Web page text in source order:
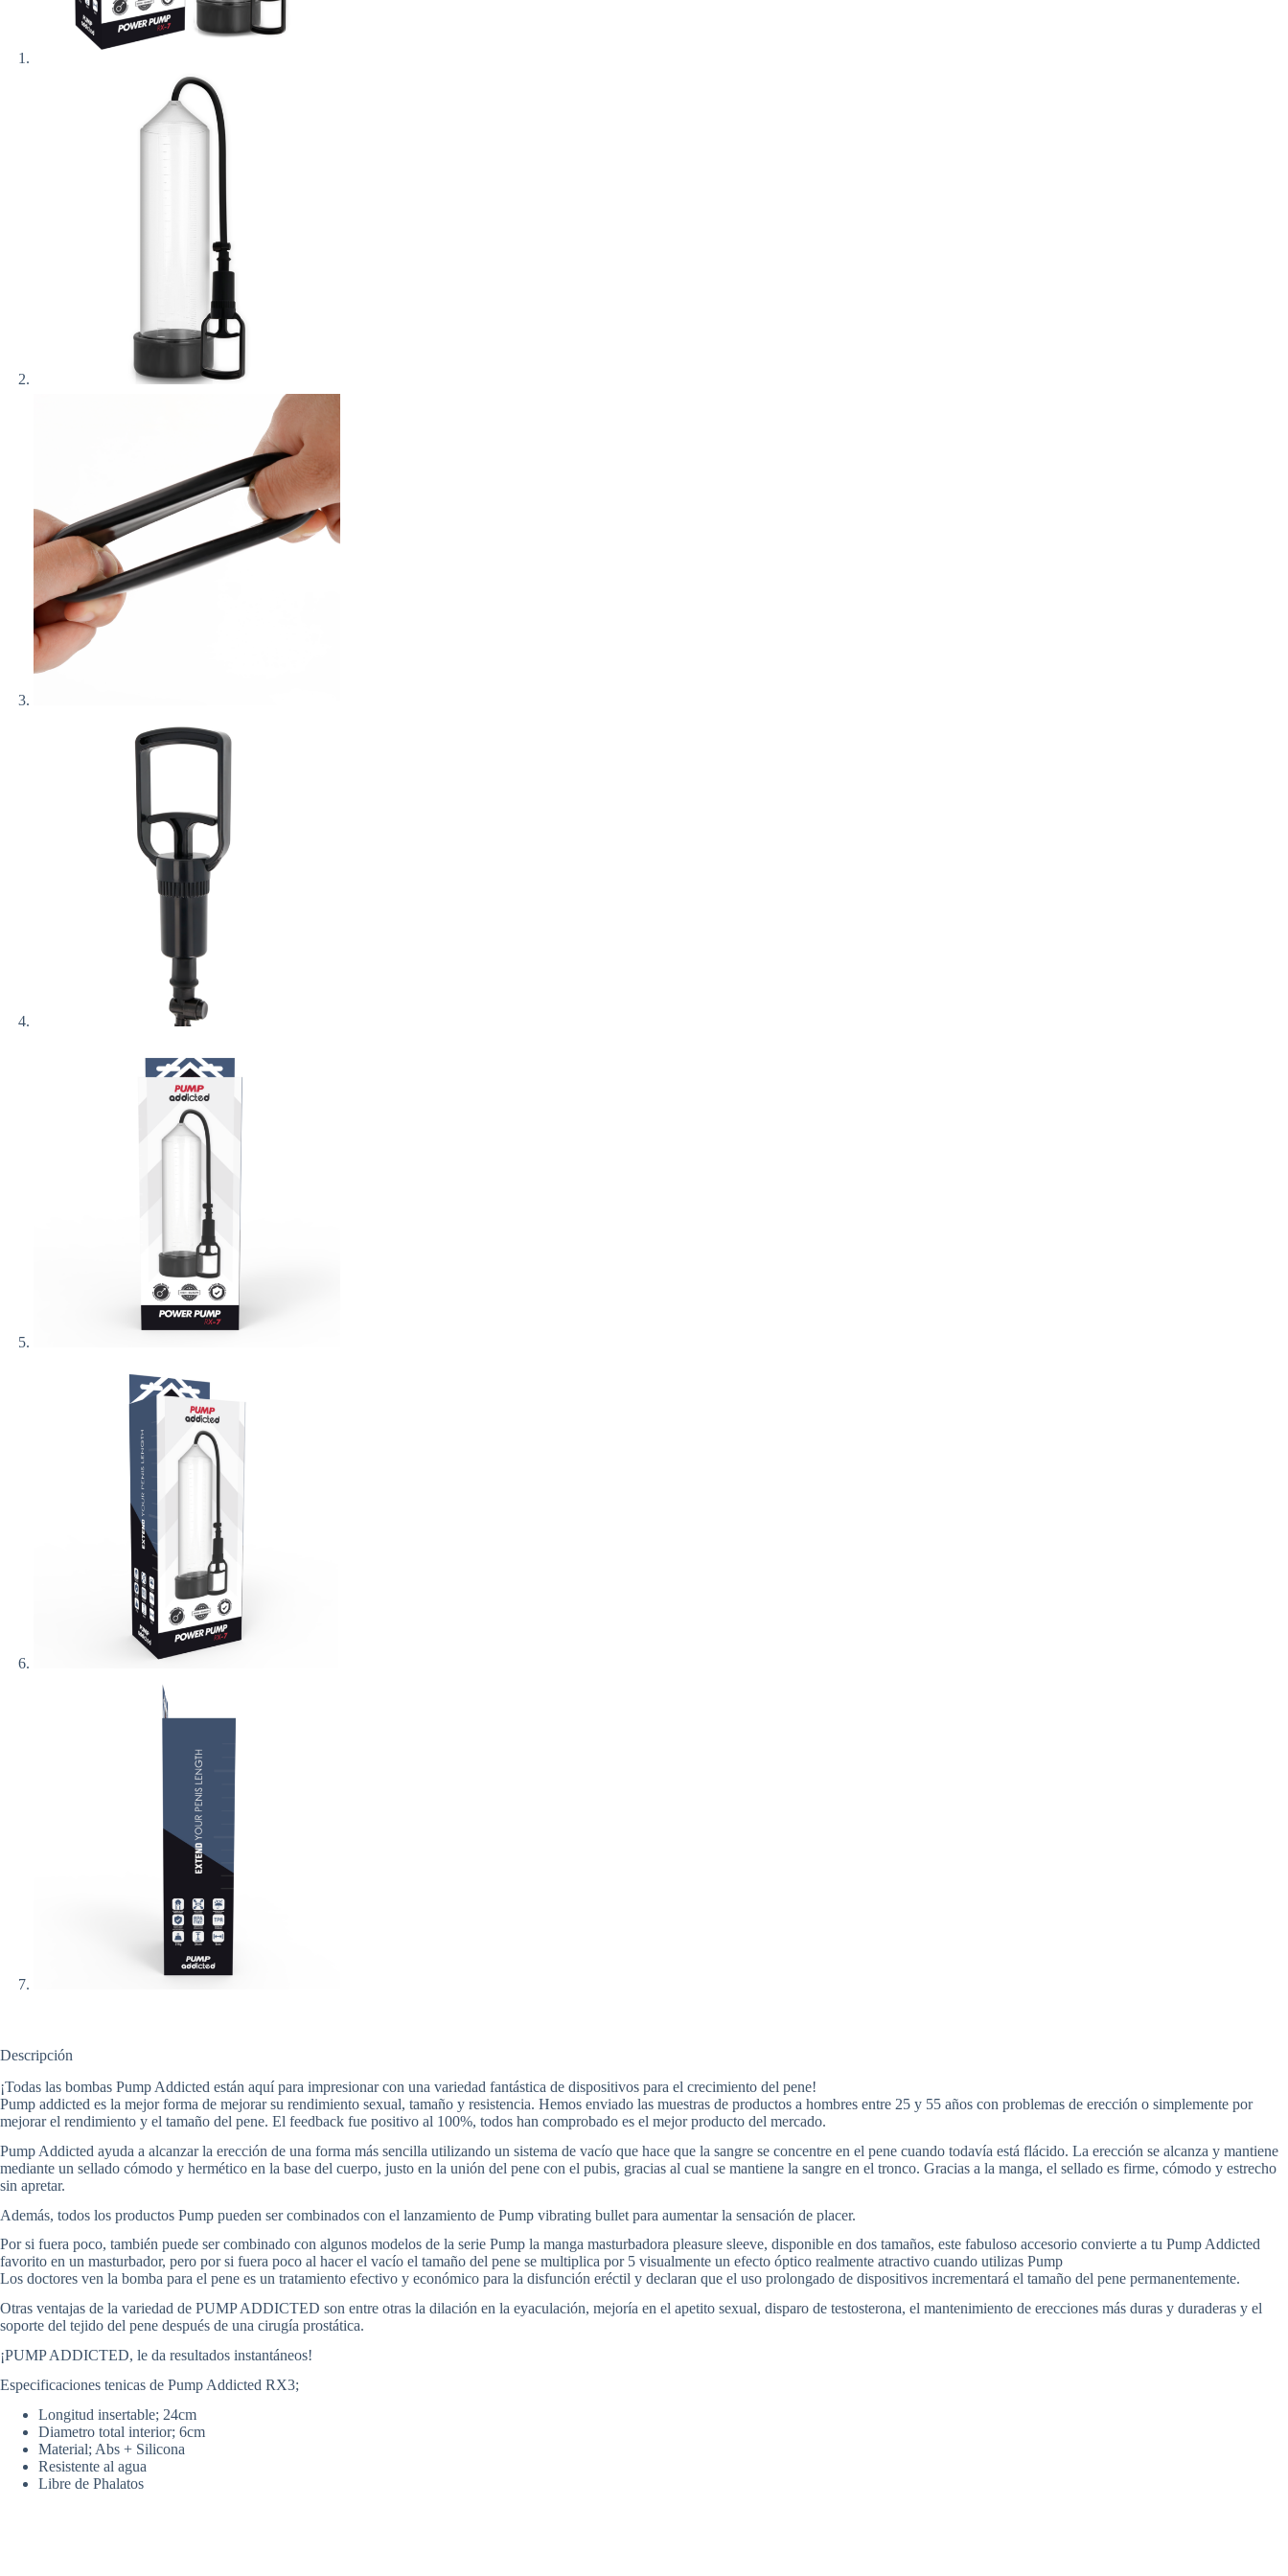
Descripción
¡Todas las bombas Pump Addicted están aquí para impresionar con una variedad fantástica de dispositivos para el crecimiento del pene!
Pump addicted es la mejor forma de mejorar su rendimiento sexual, tamaño y resistencia. Hemos enviado las muestras de productos a hombres entre 25 y 55 años con problemas de erección o simplemente por
mejorar el rendimiento y el tamaño del pene. El feedback fue positivo al 100%, todos han comprobado es el mejor producto del mercado.
Pump Addicted ayuda a alcanzar la erección de una forma más sencilla utilizando un sistema de vacío que hace que la sangre se concentre en el pene cuando todavía está flácido. La erección se alcanza y mantiene
mediante un sellado cómodo y hermético en la base del cuerpo, justo en la unión del pene con el pubis, gracias al cual se mantiene la sangre en el tronco. Gracias a la manga, el sellado es firme, cómodo y estrecho
sin apretar.
Además, todos los productos Pump pueden ser combinados con el lanzamiento de Pump vibrating bullet para aumentar la sensación de placer.
Por si fuera poco, también puede ser combinado con algunos modelos de la serie Pump la manga masturbadora pleasure sleeve, disponible en dos tamaños, este fabuloso accesorio convierte a tu Pump Addicted
favorito en un masturbador, pero por si fuera poco al hacer el vacío el tamaño del pene se multiplica por 5 visualmente un efecto óptico realmente atractivo cuando utilizas Pump
Los doctores ven la bomba para el pene es un tratamiento efectivo y económico para la disfunción eréctil y declaran que el uso prolongado de dispositivos incrementará el tamaño del pene permanentemente.
Otras ventajas de la variedad de PUMP ADDICTED son entre otras la dilación en la eyaculación, mejoría en el apetito sexual, disparo de testosterona, el mantenimiento de erecciones más duras y duraderas y el
soporte del tejido del pene después de una cirugía prostática.
¡PUMP ADDICTED, le da resultados instantáneos!
Especificaciones tenicas de Pump Addicted RX3;
Longitud insertable; 24cm
Diametro total interior; 6cm
Material; Abs + Silicona
Resistente al agua
Libre de Phalatos